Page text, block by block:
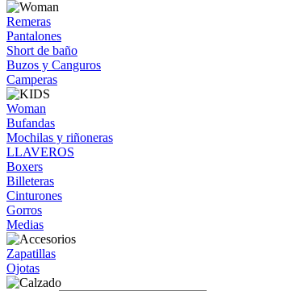
Remeras
Pantalones
Short de baño
Buzos y Canguros
Camperas
Woman
Bufandas
Mochilas y riñoneras
LLAVEROS
Boxers
Billeteras
Cinturones
Gorros
Medias
Zapatillas
Ojotas